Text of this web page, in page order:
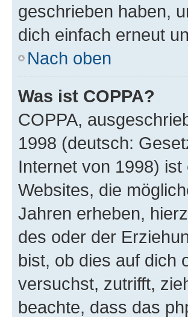
geschrieben haben,
dich einfach erneut
Nach oben
Was ist COPPA?
COPPA,
1998 (deutsch:
Internet von 1998)
Websites, die
Jahren erheben,
des oder der
bist, ob dies auf dich
versuchst, zutrifft,
beachte, dass das